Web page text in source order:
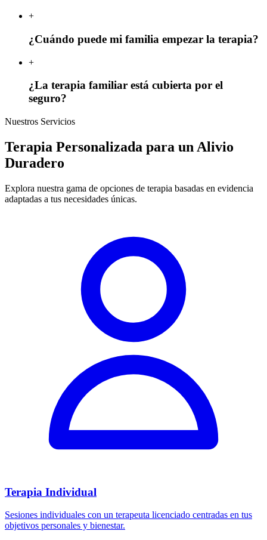
+
¿Cuándo puede mi familia empezar la terapia?
+
¿La terapia familiar está cubierta por el
seguro?
Nuestros Servicios
Terapia Personalizada para un Alivio
Duradero
Explora nuestra gama de opciones de terapia basadas en evidencia
adaptadas a tus necesidades únicas.
Terapia Individual
Sesiones individuales con un terapeuta licenciado centradas en tus
objetivos personales y bienestar.